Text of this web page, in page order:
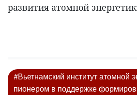
развития атомной
#Вьетнамский институт атомной
пионером в поддержке